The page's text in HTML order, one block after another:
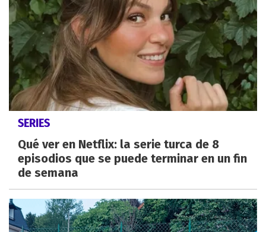
SERIES
Qué ver en Netflix: la serie turca de 8
episodios que se puede terminar en un fin
de semana